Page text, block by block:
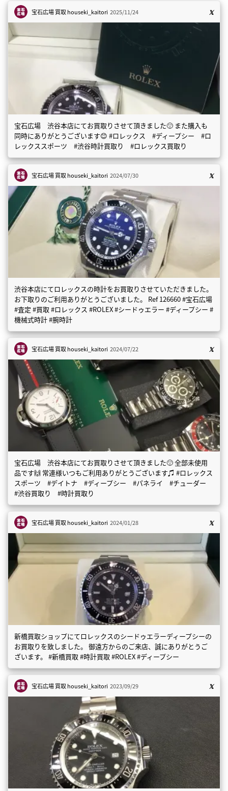
宝石広場 買取houseki_kaitori 2025/11/24
宝石広場 渋谷本店にてお買取りさせて頂きました🙂 また購入も
同時にありがとうございます😊 #ロレックス #ディープシー #ロ
レックススポーツ #渋谷時計買取り #ロレックス買取り
宝石広場 買取houseki_kaitori 2024/07/30
渋谷本店にてロレックスの時計をお買取りさせていただきました。
お下取りのご利用ありがとうございました。 Ref 126660 #宝石広場
#査定 #買取 #ロレックス #ROLEX #シードゥエラー #ディープシー #
機械式時計 #腕時計
宝石広場 買取houseki_kaitori 2024/07/22
宝石広場 渋谷本店にてお買取りさせて頂きました🙂 全部未使用
品です🙌 常連様いつもご利用ありがとうございます♫ #ロレックス
スポーツ #デイトナ #ディープシー #パネライ #チューダー
#渋谷買取り #時計買取り
宝石広場 買取houseki_kaitori 2024/01/28
新橋買取ショップにてロレックスのシードゥエラーディープシーの
お買取りを致しました。 御遠方からのご来店、誠にありがとうご
ざいます。 #新橋買取 #時計買取 #ROLEX #ディープシー
宝石広場 買取houseki_kaitori 2023/09/29